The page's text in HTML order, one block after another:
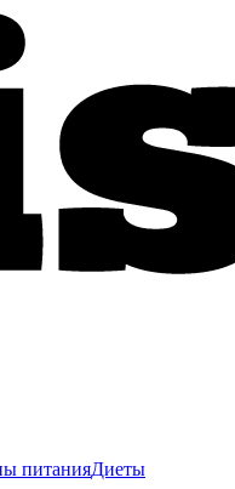
питанияДиеты